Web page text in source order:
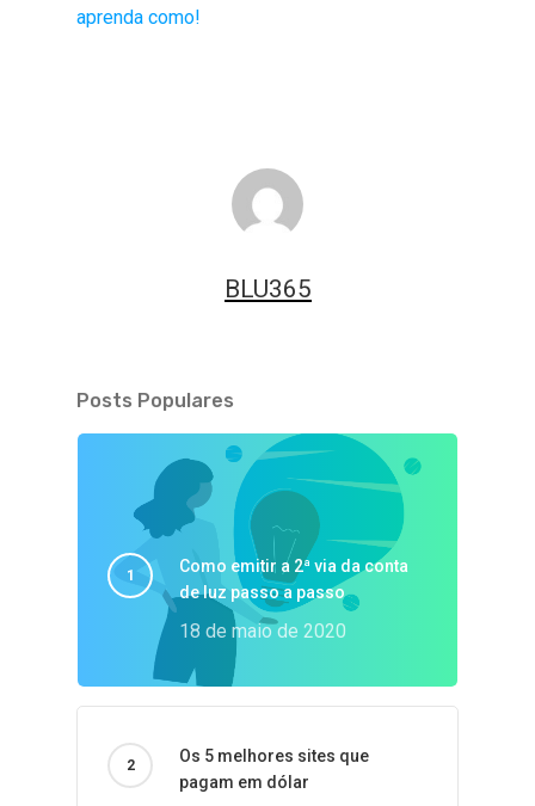
aprenda como!
BLU365
Posts Populares
Como emitir a 2ª via da conta
de luz passo a passo
18 de maio de 2020
Os 5 melhores sites que
pagam em dólar